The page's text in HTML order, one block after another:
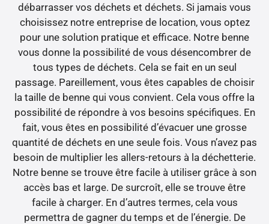
débarrasser vos déchets et déchets. Si jamais vous
choisissez notre entreprise de location, vous optez
pour une solution pratique et efficace. Notre benne
vous donne la possibilité de vous désencombrer de
tous types de déchets. Cela se fait en un seul
passage. Pareillement, vous êtes capables de choisir
la taille de benne qui vous convient. Cela vous offre la
possibilité de répondre à vos besoins spécifiques. En
fait, vous êtes en possibilité d’évacuer une grosse
quantité de déchets en une seule fois. Vous n’avez pas
besoin de multiplier les allers-retours à la déchetterie.
Notre benne se trouve être facile à utiliser grâce à son
accès bas et large. De surcroît, elle se trouve être
facile à charger. En d’autres termes, cela vous
permettra de gagner du temps et de l’énergie. De